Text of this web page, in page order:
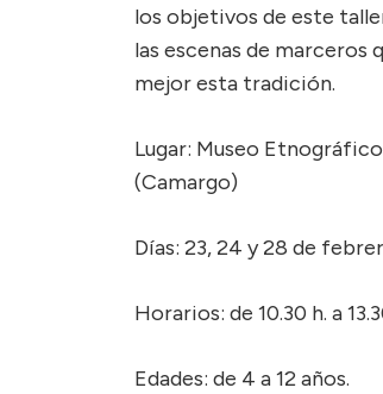
los objetivos de este
las escenas de marceros
mejor esta tradición.
Lugar: Museo
(Camargo)
Días: 23, 24 y 28 de
Horarios: de 10.30 h. a
Edades: de 4 a 12 años.